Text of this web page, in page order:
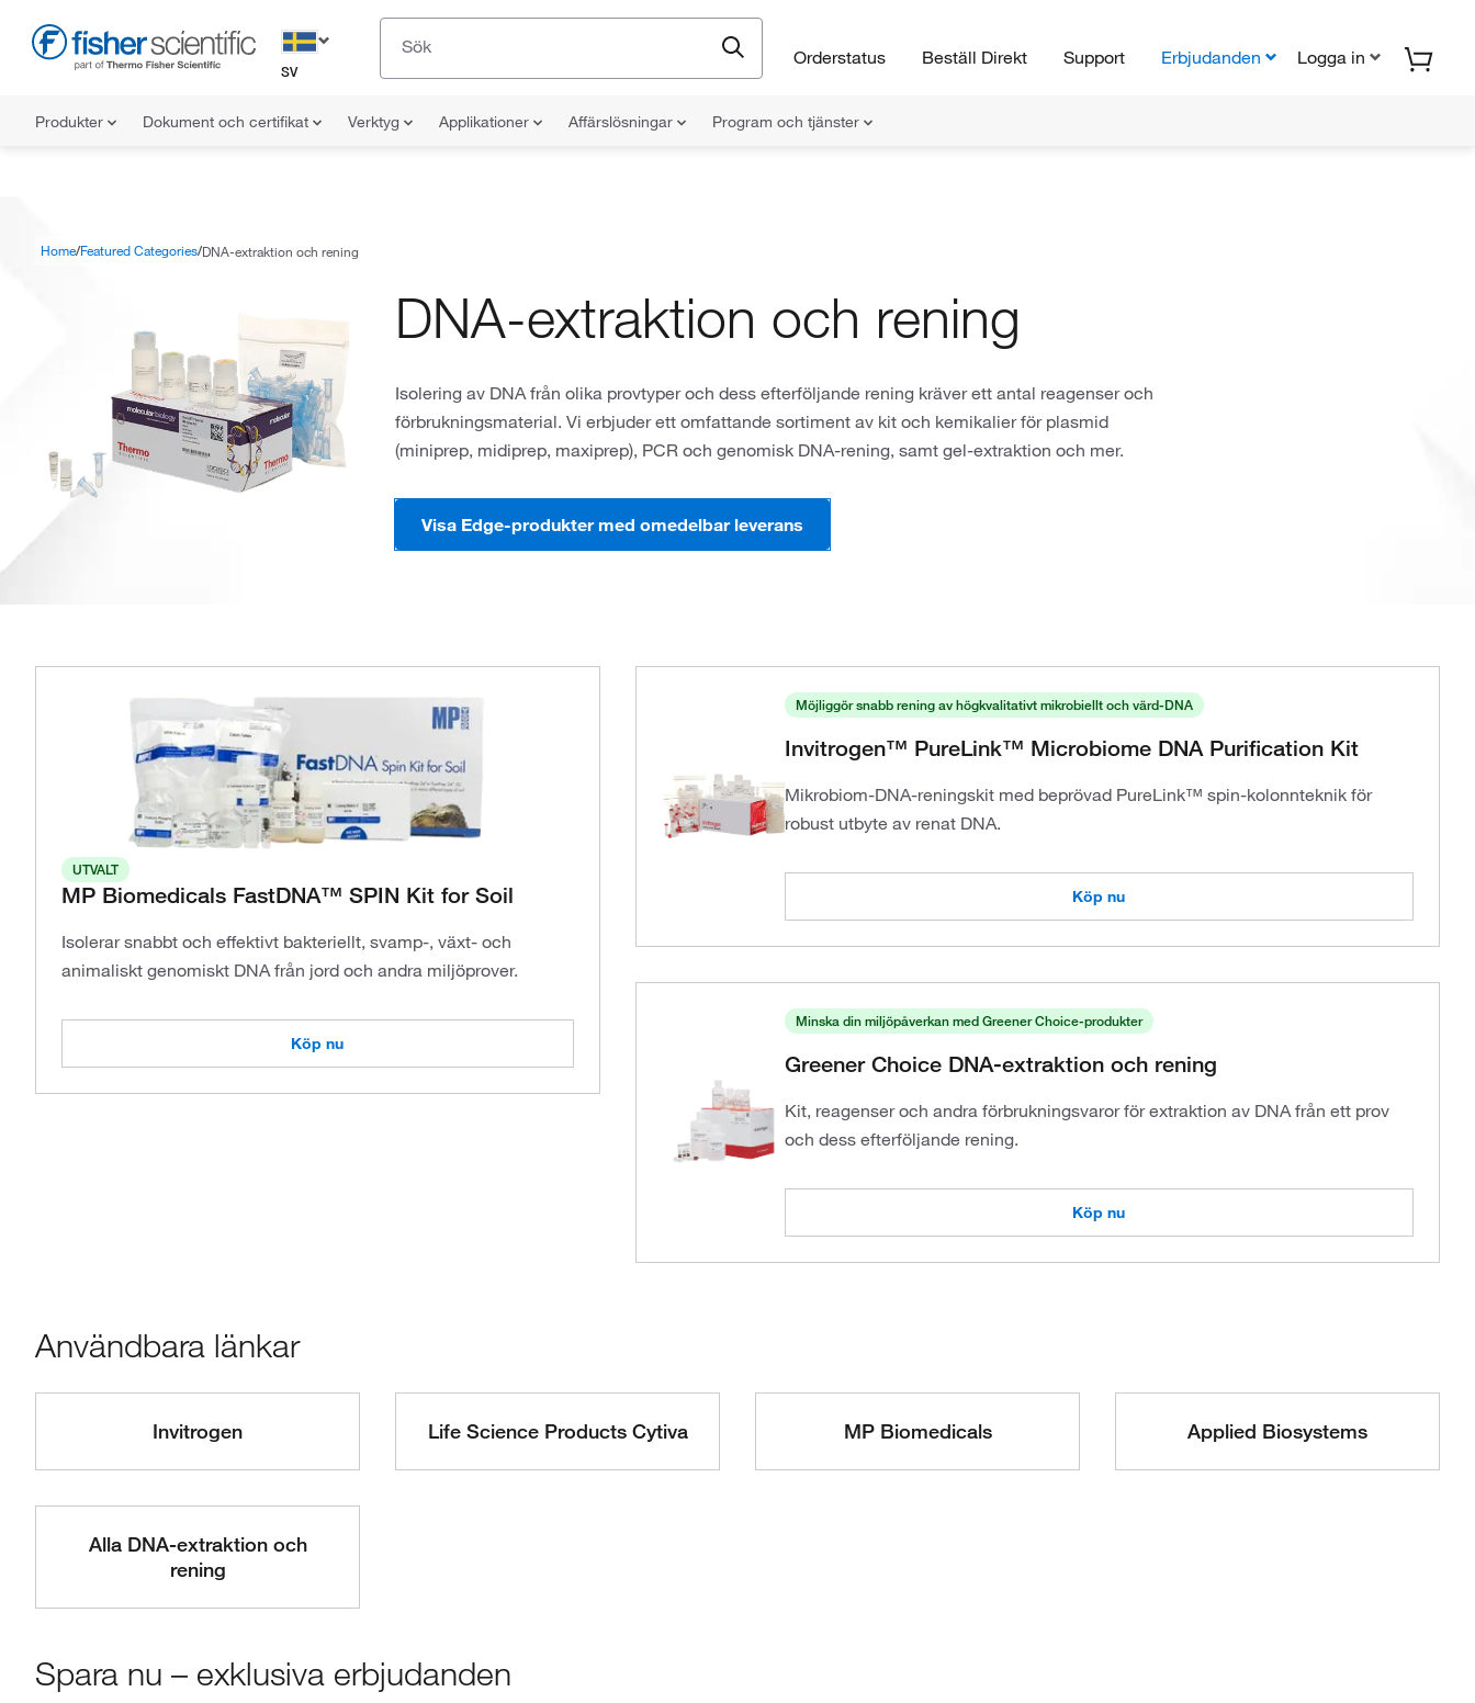
SV
Orderstatus Beställ Direkt Support Erbjudanden Logga in
Produkter Dokument och certifikat Verktyg Applikationer Affärslösningar Program och tjänster
Home Featured Categories DNA-extraktion och rening
DNA-extraktion och rening
Isolering av DNA från olika provtyper och dess efterföljande rening kräver ett antal reagenser och
förbrukningsmaterial. Vi erbjuder ett omfattande sortiment av kit och kemikalier för plasmid
(miniprep, midiprep, maxiprep), PCR och genomisk DNA-rening, samt gel-extraktion och mer.
Visa Edge-produkter med omedelbar leverans
UTVALT
MP Biomedicals FastDNA™ SPIN Kit for Soil
Isolerar snabbt och effektivt bakteriellt, svamp-, växt- och
animaliskt genomiskt DNA från jord och andra miljöprover.
Köp nu
Möjliggör snabb rening av högkvalitativt mikrobiellt och värd-DNA
Invitrogen™ PureLink™ Microbiome DNA Purification Kit
Mikrobiom-DNA-reningskit med beprövad PureLink™ spin-kolonnteknik för
robust utbyte av renat DNA.
Köp nu
Minska din miljöpåverkan med Greener Choice-produkter
Greener Choice DNA-extraktion och rening
Kit, reagenser och andra förbrukningsvaror för extraktion av DNA från ett prov
och dess efterföljande rening.
Köp nu
Användbara länkar
Invitrogen Life Science Products Cytiva MP Biomedicals Applied Biosystems
Alla DNA-extraktion och
rening
Spara nu – exklusiva erbjudanden